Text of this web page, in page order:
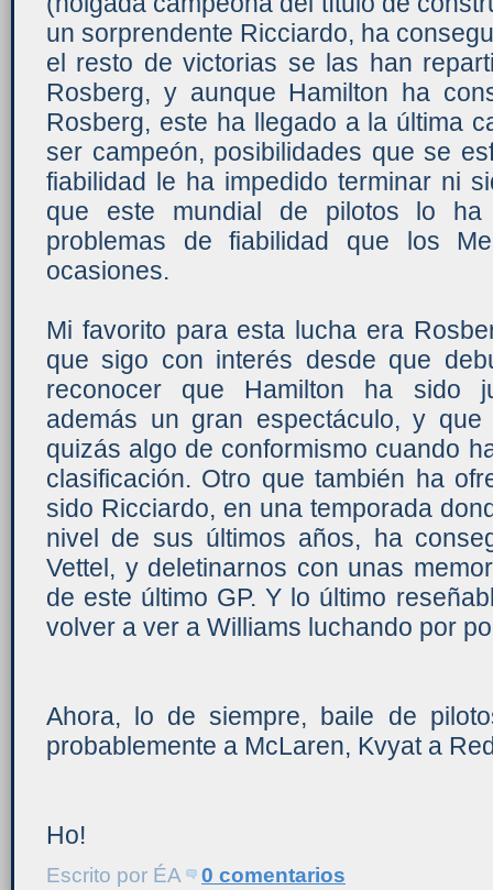
un sorprendente Ricciardo, ha
el resto de victorias se las han
Rosberg, y aunque Hamilton ha
Rosberg, este ha llegado a la última
ser campeón, posibilidades que se
fiabilidad le ha impedido terminar ni
que este mundial de pilotos lo
problemas de fiabilidad que los
ocasiones.
Mi favorito para esta lucha era
que sigo con interés desde que
reconocer que Hamilton ha sido
además un gran espectáculo, y
quizás algo de conformismo cuando
clasificación. Otro que también ha
sido Ricciardo, en una temporada
nivel de sus últimos años, ha
Vettel, y deletinarnos con unas
de este último GP. Y lo último
volver a ver a Williams luchando por
Ahora, lo de siempre, baile de
probablemente a McLaren, Kvyat a
Ho!
Escrito por ÉA
0 comentarios